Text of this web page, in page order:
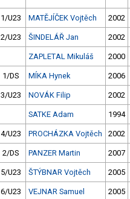
1/U23 MATĚJÍČEK Vojtěch 2002
2/U23 ŠINDELÁŘ Jan 2002
ZAPLETAL Mikuláš 2000
1/DS MÍKA Hynek 2006
3/U23 NOVÁK Filip 2002
SATKE Adam 1994
4/U23 PROCHÁZKA Vojtěch 2002
2/DS PANZER Martin 2007
5/U23 ŠTÝBNAR Vojtěch 2005
6/U23 VEJNAR Samuel 2005